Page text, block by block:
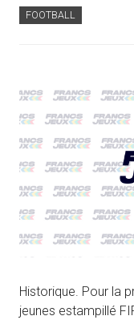
FOOTBALL
Historique. Pour la
jeunes estampillé